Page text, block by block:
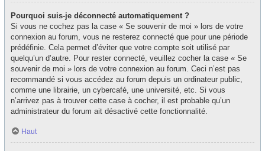
Pourquoi suis-je déconnecté automatiquement ?
Si vous ne cochez pas la case « Se souvenir de moi » lors de votre
connexion au forum, vous ne resterez connecté que pour une période
prédéfinie. Cela permet d’éviter que votre compte soit utilisé par
quelqu’un d’autre. Pour rester connecté, veuillez cocher la case « Se
souvenir de moi » lors de votre connexion au forum. Ceci n’est pas
recommandé si vous accédez au forum depuis un ordinateur public,
comme une librairie, un cybercafé, une université, etc. Si vous
n’arrivez pas à trouver cette case à cocher, il est probable qu’un
administrateur du forum ait désactivé cette fonctionnalité.
Haut